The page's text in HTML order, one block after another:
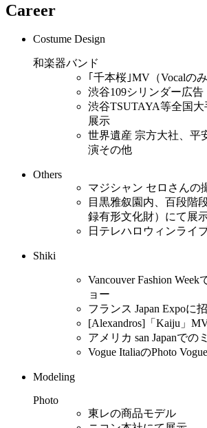
Career
Costume Design
和楽器バンド
｢千本桜｣MV（Vocalのみ
渋谷109シリンダー広告
渋谷TSUTAYA等全国
展示
世界遺産 宗方大社、平
演その他
Others
マジシャン セロさんの
目黒雅叙園内、百段階
録有形文化財）にて展
日テレハロウィンライ
Shiki
Vancouver Fashion
ョー
フランス Japan Expoに
[Alexandros]「Kaiju」
アメリカ san Japanでの
Vogue ItaliaのPhoto
Modeling
Photo
東レの商品モデル